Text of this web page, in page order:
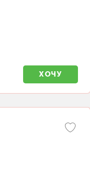
ХОЧУ